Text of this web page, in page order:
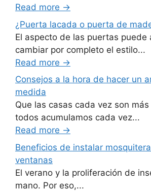
Read more →
¿Puerta lacada o puerta de
El aspecto de las puertas puede
cambiar por completo el estilo...
Read more →
Consejos a la hora de hacer un
medida
Que las casas cada vez son
todos acumulamos cada vez...
Read more →
Beneficios de instalar
ventanas
El verano y la proliferación de
mano. Por eso,...